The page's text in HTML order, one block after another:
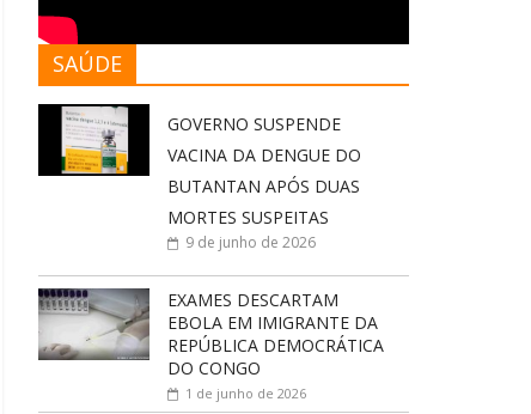
SAÚDE
GOVERNO SUSPENDE
VACINA DA DENGUE DO
BUTANTAN APÓS DUAS
MORTES SUSPEITAS
9 de junho de 2026
EXAMES DESCARTAM
EBOLA EM IMIGRANTE DA
REPÚBLICA DEMOCRÁTICA
DO CONGO
1 de junho de 2026